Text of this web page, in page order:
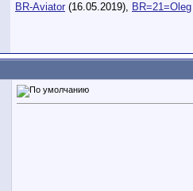
BR-Aviator (16.05.2019), BR=21=Oleg